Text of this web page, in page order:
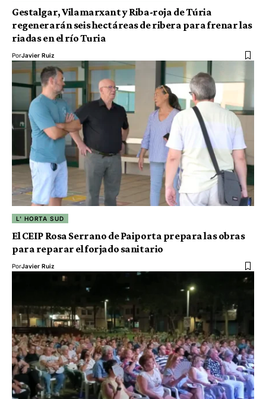
Gestalgar, Vilamarxant y Riba-roja de Túria
regenerarán seis hectáreas de ribera para frenar las
riadas en el río Turia
PorJavier Ruiz
L' HORTA SUD
El CEIP Rosa Serrano de Paiporta prepara las obras
para reparar el forjado sanitario
PorJavier Ruiz